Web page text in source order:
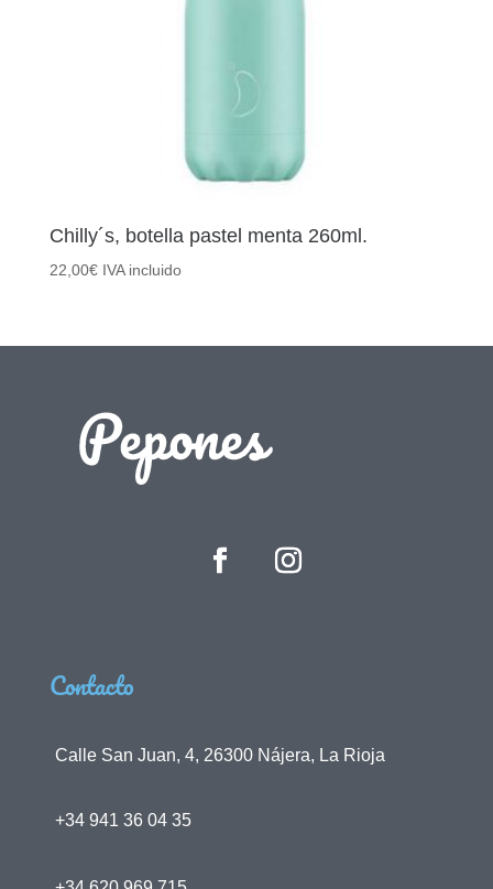
Chilly´s, botella pastel menta 260ml.
22,00€ IVA incluido
Contacto
Calle San Juan, 4, 26300 Nájera, La Rioja
+34 941 36 04 35